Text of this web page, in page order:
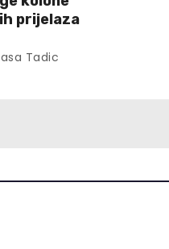
prijelaza
Tadic